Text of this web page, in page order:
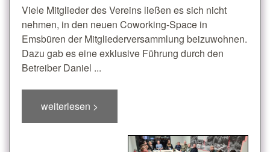
Viele Mitglieder des Vereins ließen es sich nicht
nehmen, in den neuen Coworking-Space in
Emsbüren der Mitgliederversammlung beizuwohnen.
Dazu gab es eine exklusive Führung durch den
Betreiber Daniel ...
weiterlesen >